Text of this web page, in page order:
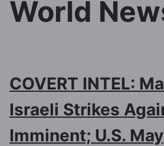
World
COVERT INTEL:
Israeli Strikes
Imminent; U.S. May